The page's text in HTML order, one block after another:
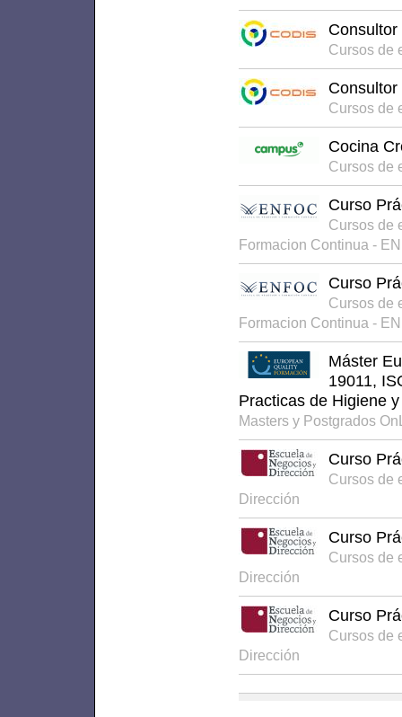
Cursos de
Cursos de
Cocina
Cursos de
Curso
Cursos de
Formacion Continua -
Curso
Cursos de
Formacion Continua -
Máster
19011,
Practicas de Higiene
Masters y Postgrados
Curso
Cursos de
Dirección
Curso
Cursos de
Dirección
Curso
Cursos de
Dirección